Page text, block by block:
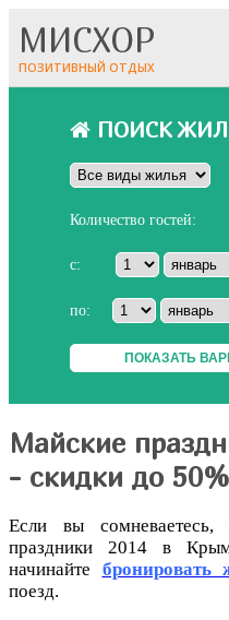
МИСХОР
ПОЗИТИВНЫЙ ОТДЫХ
ПОИСК
Количество гостей:
с:
по:
Майские
- скидки до 50%
Если вы сомневаетесь,
праздники 2014 в
начинайте бронировать
поезд.